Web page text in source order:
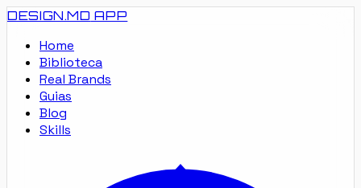
DESIGN.MD APP
Home
Biblioteca
Real Brands
Guias
Blog
Skills